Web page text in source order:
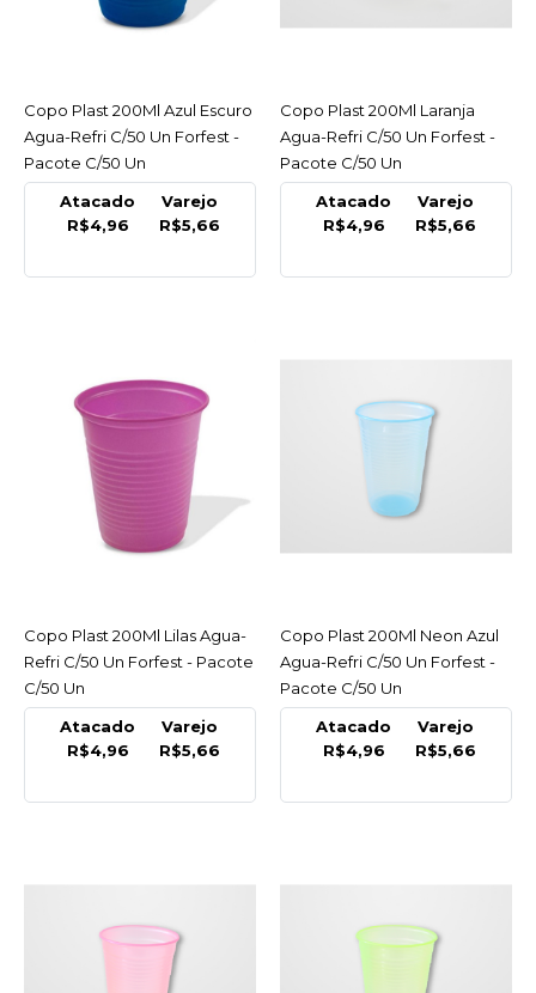
COMPRAR
LISTA DE DESEJO
Copo Plast 200Ml Azul
Escuro Agua-Refri C/50
Un
Un
R$5,66
COMPRAR
COMPARAR
Copo Plast 200Ml Lilas
Agua-Refri C/50 Un
Forfest - Pacote C/50 Un
ACESSAR
Copo Plast 200Ml Azul Escuro
Agua-Refri C/50 Un Forfest -
Pacote C/50 Un
Atacado
R$4,96
Varejo
R$5,66
ACESSAR
Copo Plast 200Ml Laranja
Agua-Refri C/50 Un Forfest -
Pacote C/50 Un
Atacado
R$4,96
Varejo
R$5,66
ACESSAR
Copo Plast 200Ml Lilas Agua-
Refri C/50 Un Forfest - Pacote
C/50 Un
Atacado
R$4,96
Varejo
R$5,66
ACESSAR
Copo Plast 200Ml Neon Azul
Agua-Refri C/50 Un Forfest -
Pacote C/50 Un
Atacado
R$4,96
Varejo
R$5,66